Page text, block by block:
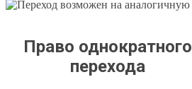
Право однократного
перехода